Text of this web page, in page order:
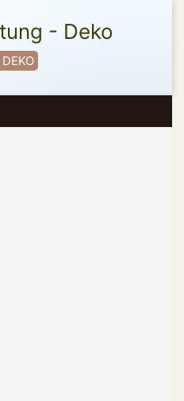
- Deko